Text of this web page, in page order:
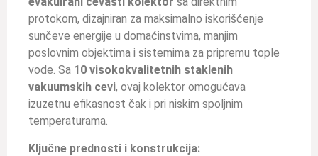
protokom, dizajniran za maksimalno iskorišćenje
sunčeve energije u domaćinstvima, manjim
poslovnim objektima i sistemima za pripremu tople
vode. Sa 10 visokokvalitetnih staklenih
vakuumskih cevi, ovaj kolektor omogućava
izuzetnu efikasnost čak i pri niskim spoljnim
temperaturama.
Ključne prednosti i konstrukcija: